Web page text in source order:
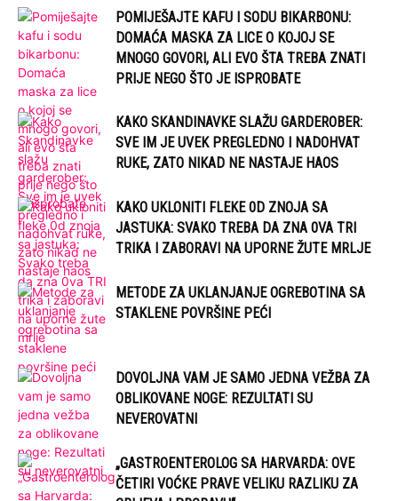
POMIJEŠAJTE KAFU I SODU BIKARBONU:
DOMAĆA MASKA ZA LICE O KOJOJ SE
MNOGO GOVORI, ALI EVO ŠTA TREBA ZNATI
PRIJE NEGO ŠTO JE ISPROBATE
KAKO SKANDINAVKE SLAŽU GARDEROBER:
SVE IM JE UVEK PREGLEDNO I NADOHVAT
RUKE, ZATO NIKAD NE NASTAJE HAOS
KAKO UKLONITI FLEKE 0D ZNOJA SA
JASTUKA: SVAKO TREBA DA ZNA 0VA TRI
TRIKA I ZABORAVI NA UPORNE ŽUTE MRLJE
METODE ZA UKLANJANJE OGREBOTINA SA
STAKLENE POVRŠINE PEĆI
DOVOLJNA VAM JE SAMO JEDNA VEŽBA ZA
OBLIKOVANE NOGE: REZULTATI SU
NEVEROVATNI
„GASTROENTEROLOG SA HARVARDA: OVE
ČETIRI VOĆKE PRAVE VELIKU RAZLIKU ZA